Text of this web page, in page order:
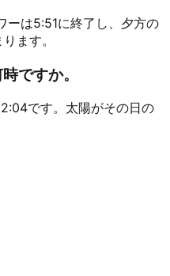
ーは5:51に終了し、夕方の
ます。
ですか。
です。太陽がその日の